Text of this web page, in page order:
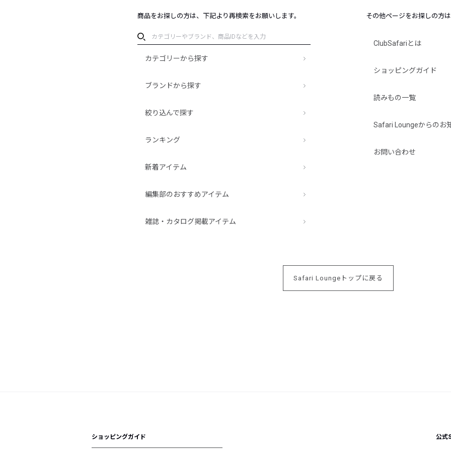
商品をお探しの方は、下記より再検索をお願いします。
カテゴリーから探す
ブランドから探す
絞り込んで探す
ランキング
新着アイテム
編集部のおすすめアイテム
雑誌・カタログ掲載アイテム
その他ページをお探しの方は
ClubSafariとは
ショッピングガイド
読みもの一覧
Safari Loungeからのお
お問い合わせ
Safari Loungeトップに戻る
ショッピングガイド 公式